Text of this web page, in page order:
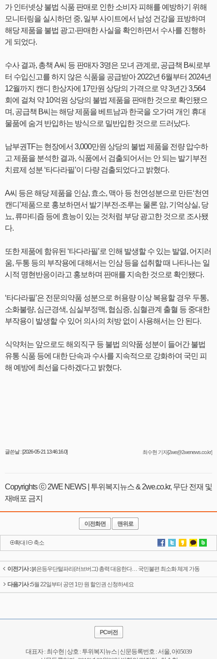
가 인터넷상 불법 식품 판매로 인한 소비자 피해를 예방하기 위해
모니터링을 실시하던 중, 일부 사이트에서 남성 건강을 표방하며
해당 제품을 불법 광고‧판매한 사실을 확인하면서 수사를 진행하
게 되었다.
수사 결과, 총책 A씨 등 판매자 3명은 모녀 관계로, 공급책 B씨로부
터 수입신고를 하지 않은 식품을 공급받아 2022년 6월부터 2024년
12월까지 캔디 한상자에 17만원 상당의 가격으로 약 3년간 3,564
회에 걸쳐 약 10억원 상당의 불법 제품을 판매한 것으로 확인됐으
며, 공급책 B씨는 해당 제품을 베트남과 한국을 오가며 개인 휴대
물품에 숨겨 반입하는 방식으로 밀반입한 것으로 드러났다.
남부권TF는 현장에서 3,000만원 상당의 불법 제품을 전량 압수하
고 제품을 분석한 결과, 식품에서 검출되어서는 안 되는 발기부전
치료제 성분 ‘타다라필’이 다량 검출되었다고 밝혔다.
A씨 등은 해당 제품을 인삼, 효소, 맥아 등 천연성분으로 만든‘천연
캔디’제품으로 홍보하면서 발기부전‧조루는 물론 암, 기억상실, 당
뇨, 류마티즘 등에 효능이 있는 것처럼 부당 광고한 것으로 조사됐
다.
또한 제품에 함유된 ‘타다라필’로 인해 발생할 수 있는 발열, 어지러
움, 두통 등의 부작용에 대해서는 인삼 등을 섭취할 때 나타나는 일
시적 명현반응이라고 홍보하며 판매를 지속한 것으로 확인됐다.
‘타다라필’은 전문의약품 성분으로 허용량 이상 복용할 경우 두통,
소화불량, 심근경색, 심실부정맥, 협심증, 심혈관계 출혈 등 중대한
부작용이 발생할 수 있어 의사의 처방 없이 사용해서는 안 된다.
식약처는 앞으로도 해외직구 등 불법 의약품 성분이 들어간 불법
유통 식품 등에 대한 단속과 수사를 지속적으로 강화하여 국민 피
해 예방에 최선을 다하겠다고 밝혔다.
글쓴날 : [2026-05-21 13:46:16.0] 최수현 기자[2we@2wenews.co.kr]
Copyrights ⓒ 2WE NEWS | 투위복지뉴스 & 2we.co.kr, 무단 전재 및
재배포 금지
이전화면 맨위로
확대 축소
이전기사 :붉은등우단털파리(러브버그) 총력 대응한다… 국민불편 최소화 체계 가동
다음기사 :5월 22일부터 공연 1만 원 할인권 신청하세요
PC버전
대표자 : 최수현 | 상호 : 투위복지뉴스 | 신문등록번호 : 서울, 아05039